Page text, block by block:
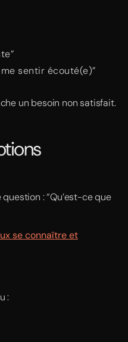
sentir écouté(e)”
un besoin non satisfait.
: “Qu’est-ce que
se connaître et
: